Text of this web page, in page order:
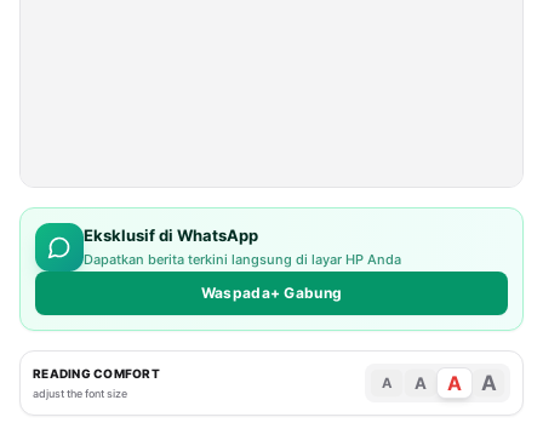
Eksklusif di WhatsApp
Dapatkan berita terkini langsung di layar HP Anda
Waspada+ Gabung
READING COMFORT
adjust the font size
A A A A